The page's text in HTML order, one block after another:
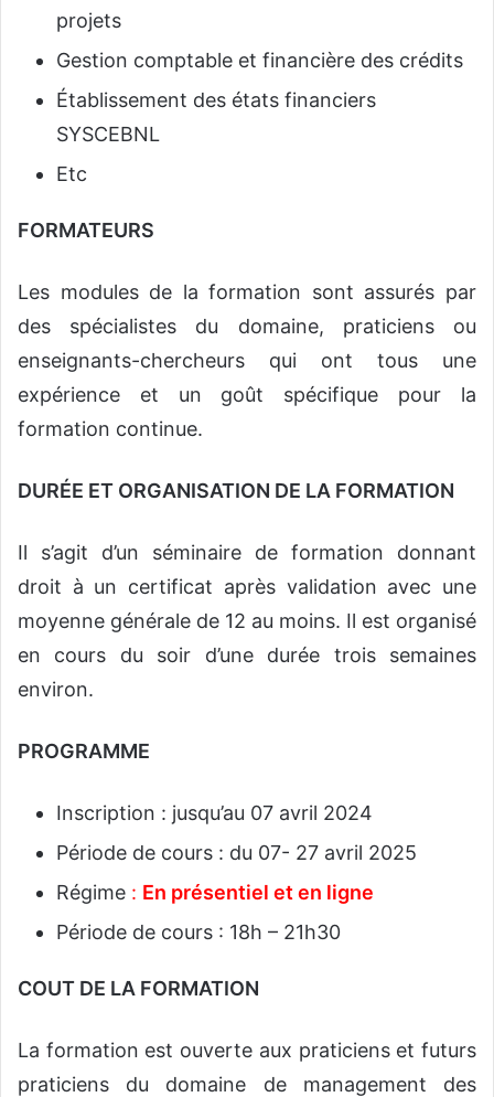
projets
Gestion comptable et financière des crédits
Établissement des états financiers
SYSCEBNL
Etc
FORMATEURS
Les modules de la formation sont assurés par
des spécialistes du domaine, praticiens ou
enseignants-chercheurs qui ont tous une
expérience et un goût spécifique pour la
formation continue.
DURÉE ET ORGANISATION DE LA FORMATION
Il s’agit d’un séminaire de formation donnant
droit à un certificat après validation avec une
moyenne générale de 12 au moins. Il est organisé
en cours du soir d’une durée trois semaines
environ.
PROGRAMME
Inscription : jusqu’au 07 avril 2024
Période de cours : du 07- 27 avril 2025
Régime : En présentiel et en ligne
Période de cours : 18h – 21h30
COUT DE LA FORMATION
La formation est ouverte aux praticiens et futurs
praticiens du domaine de management des